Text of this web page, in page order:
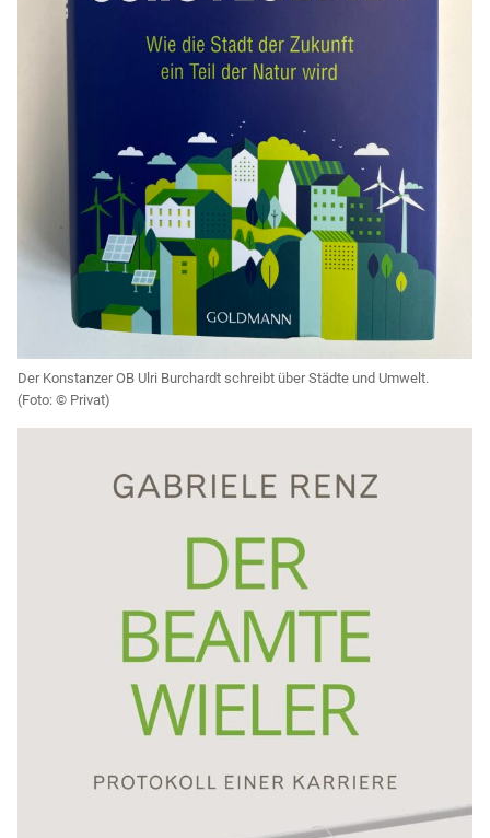
Der Konstanzer OB Ulri Burchardt schreibt über Städte und Umwelt.
Privat)